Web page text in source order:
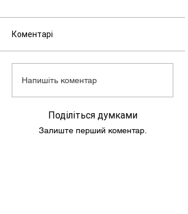
Коментарі
Напишіть коментар
Поділіться думками
Залиште перший коментар.